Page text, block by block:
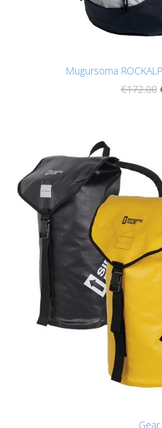
Mugursoma
€172.00